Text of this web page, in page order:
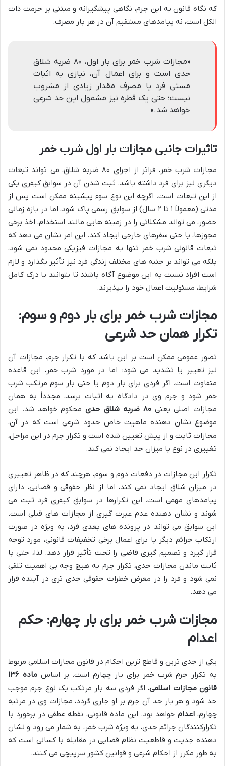
که نگاه قانون به این جرم، نگاهی پیشگیرانه و مبتنی بر حرمت ذات
الکل است، نه پیامدهای مستقیم آن در هر بار مصرف.
«مجازات شرب خمر برای بار اول، ۸۰ ضربه شلاق
حدی است و برای اعمال آن، نیازی به اثبات
مستی فرد یا مصرف مقدار زیادی از مشروب
نیست؛ حتی یک قطره نیز مشمول این حد شرعی
خواهد شد.»
تاثیرات جانبی مجازات بار اول شرب خمر
مجازات شرب خمر، فراتر از اجرای ۸۰ ضربه شلاق، می تواند تبعات
دیگری نیز برای فرد داشته باشد. ثبت شدن آن در سوابق کیفری یکی
از این تبعات است. اگرچه این نوع سوء پیشینه ممکن است پس از
مدتی (معمولاً ۱ تا ۲ سال) از سوابق رسمی پاک شود، اما در بازه زمانی
حضور، می تواند مشکلاتی را در زمینه هایی مانند استخدام، اخذ برخی
مجوزها، یا حتی سفرهای خارجی ایجاد کند. این امر نشان می دهد که
تبعات قانونی شرب خمر تنها به مجازات فیزیکی محدود نمی شود،
بلکه می تواند بر جنبه های مختلف زندگی فرد نیز تأثیر بگذارد و لازم
است افراد نسبت به این موضوع آگاه باشند تا بتوانند با درک کامل
شرایط، مسئولیت اعمال خود را بپذیرند.
مجازات شرب خمر برای بار دوم و سوم:
تکرار همان حد شرعی
تصور عمومی ممکن است بر این باشد که با تکرار جرم، مجازات آن
نیز تغییر یا تشدید می شود؛ اما در مورد شرب خمر، این قاعده
متفاوت است. اگر فردی برای بار دوم یا حتی بار سوم مرتکب شرب
خمر شود و جرم وی در دادگاه به اثبات برسد، مجدداً به همان
مجازات اصلی یعنی ۸۰ ضربه شلاق حدی
محکوم خواهد شد. این
موضوع نشان دهنده ماهیت خاص حدود شرعی است که در آن،
مجازات ثابت و از پیش تعیین شده است و تکرار جرم در این مراحل،
تغییری در نوع یا میزان حد ایجاد نمی کند.
تکرار این مجازات در دفعات دوم و سوم، هرچند که در ظاهر تغییری
در میزان شلاق ایجاد نمی کند، اما از نظر حقوقی و قضایی، دارای
پیامدهای مهمی است. این تکرارها در سوابق کیفری فرد ثبت می
شوند و نشان دهنده عدم عبرت گیری از مجازات های قبلی است.
این سوابق می تواند در پرونده های بعدی فرد، به ویژه در صورت
ارتکاب جرائم دیگر یا برای اعمال برخی تخفیفات قانونی، مورد توجه
قرار گیرد و تصمیم گیری قاضی را تحت تأثیر قرار دهد. لذا، حتی با
ثابت ماندن مجازات حدی، تکرار جرم به هیچ وجه بی اهمیت تلقی
نمی شود و فرد را در معرض خطرات حقوقی جدی تری در آینده قرار
می دهد.
مجازات شرب خمر برای بار چهارم: حکم
اعدام
یکی از جدی ترین و قاطع ترین احکام در قانون مجازات اسلامی مربوط
به تکرار جرم شرب خمر برای بار چهارم است. بر اساس
ماده ۱۳۶
قانون مجازات اسلامی، اگر فردی سه بار مرتکب یک نوع جرم موجب
حد شود و هر بار حد آن جرم بر او جاری گردد، مجازات وی در مرتبه
چهارم،اعدام خواهد بود. این ماده قانونی، نقطه عطفی در برخورد با
تکرارکنندگان جرائم حدی، به ویژه شرب خمر، به شمار می رود و نشان
دهنده جدیت و قاطعیت نظام قضایی در مقابله با کسانی است که
به طور مکرر از احکام شرعی و قوانین کشور سرپیچی می کنند.